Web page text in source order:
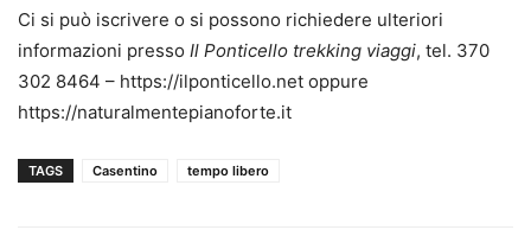
Ci si può iscrivere o si possono richiedere ulteriori
informazioni presso Il Ponticello trekking viaggi, tel. 370
302 8464 – https://ilponticello.net oppure
https://naturalmentepianoforte.it
TAGS Casentino tempo libero